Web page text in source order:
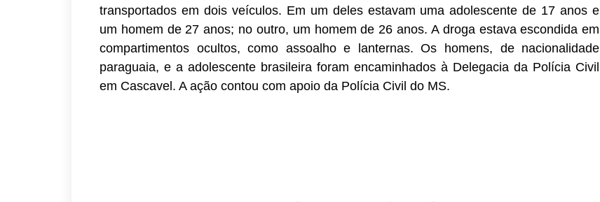
transportados em dois veículos. Em um deles estavam uma adolescente de 17 anos e
um homem de 27 anos; no outro, um homem de 26 anos. A droga estava escondida em
compartimentos ocultos, como assoalho e lanternas. Os homens, de nacionalidade
paraguaia, e a adolescente brasileira foram encaminhados à Delegacia da Polícia Civil
em Cascavel. A ação contou com apoio da Polícia Civil do MS.